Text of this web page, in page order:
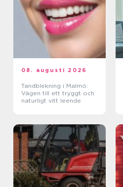
08. augusti 2026
Tandblekning i Malmö:
Vägen till ett tryggt och
naturligt vitt leende